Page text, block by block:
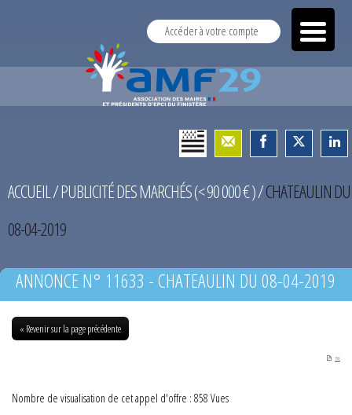
Accéder à votre compte
ACCUEIL/PUBLICITÉ DES MARCHÉS (< 90 000 € )/CHATEAULIN DU
08-04-2019
ANNONCE N° 11633 - CHATEAULIN DU 08-04-2019
« Revenir sur la page précédente
PDF
Nombre de visualisation de cet appel d'offre : 858 Vues